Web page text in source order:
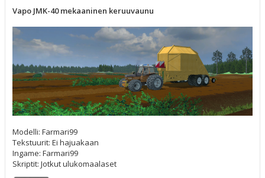
Vapo JMK-40 mekaaninen keruuvaunu
Modelli: Farmari99
Tekstuurit: Ei hajuakaan
Ingame: Farmari99
Skriptit: Jotkut ulukomaalaset